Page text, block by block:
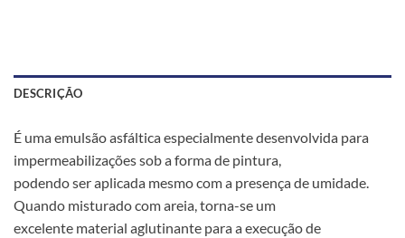
DESCRIÇÃO
É uma emulsão asfáltica especialmente desenvolvida para
impermeabilizações sob a forma de pintura,
podendo ser aplicada mesmo com a presença de umidade.
Quando misturado com areia, torna-se um
excelente material aglutinante para a execução de